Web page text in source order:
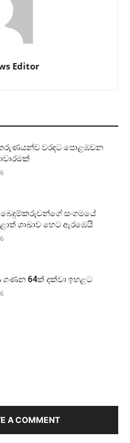
Editor
වරදට පොළඹවන
සංගමයේ
ශාඛාව හෙට ඇරඹෙයි
ගණන 64ක් දක්වා ඉහළට
A COMMENT